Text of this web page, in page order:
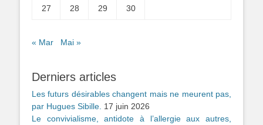
27 28 29 30
« Mar Mai »
Derniers articles
Les futurs désirables changent mais ne meurent pas,
par Hugues Sibille. 17 juin 2026
Le convivialisme, antidote à l’allergie aux autres,